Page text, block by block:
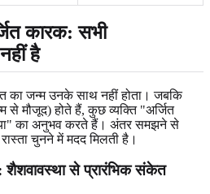
कारक: सभी
है
का जन्म उनके साथ नहीं होता। जबकि
से मौजूद) होते हैं, कुछ व्यक्ति "अर्जित
का अनुभव करते हैं। अंतर समझने से
चुनने में मदद मिलती है।
शैशवावस्था से प्रारंभिक संकेत